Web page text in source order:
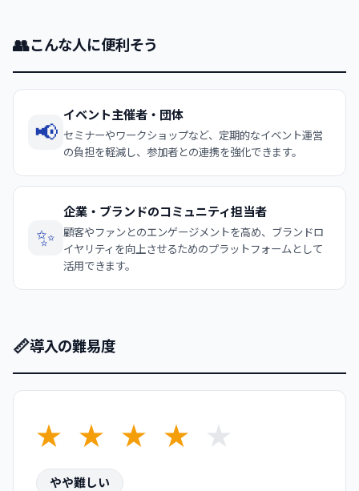
👥こんな人に便利そう
📢
イベント主催者・団体
セミナーやワークショップなど、定期的なイベント運営
の負担を軽減し、参加者との連携を強化できます。
✨
企業・ブランドのコミュニティ担当者
顧客やファンとのエンゲージメントを高め、ブランドロ
イヤリティを向上させるためのプラットフォームとして
活用できます。
📏導入の難易度
★ ★ ★ ★ ★
やや難しい